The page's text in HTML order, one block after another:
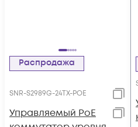
Распродажа
SNR-S2989G-24TX-POE
Управляемый PoE